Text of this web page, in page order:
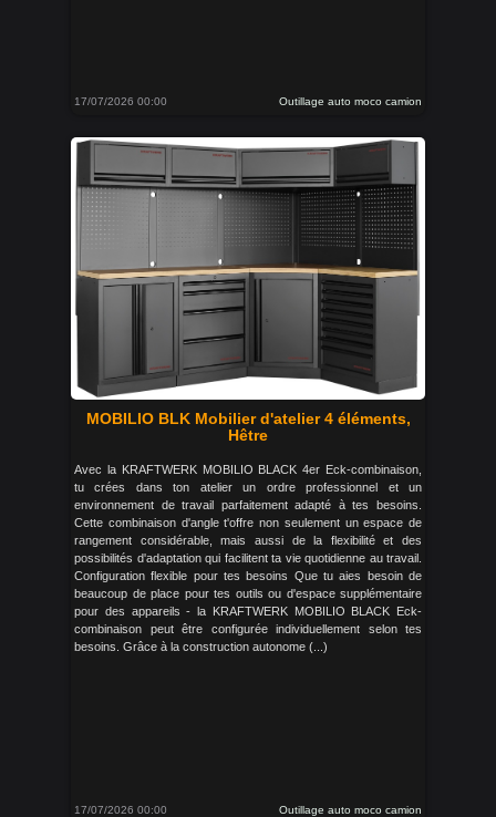
17/07/2026 00:00 Outillage auto moco camion
MOBILIO BLK Mobilier d'atelier 4 éléments,
Hêtre
Avec la KRAFTWERK MOBILIO BLACK 4er Eck-combinaison,
tu crées dans ton atelier un ordre professionnel et un
environnement de travail parfaitement adapté à tes besoins.
Cette combinaison d'angle t'offre non seulement un espace de
rangement considérable, mais aussi de la flexibilité et des
possibilités d'adaptation qui facilitent ta vie quotidienne au travail.
Configuration flexible pour tes besoins Que tu aies besoin de
beaucoup de place pour tes outils ou d'espace supplémentaire
pour des appareils - la KRAFTWERK MOBILIO BLACK Eck-
combinaison peut être configurée individuellement selon tes
besoins. Grâce à la construction autonome (...)
17/07/2026 00:00 Outillage auto moco camion